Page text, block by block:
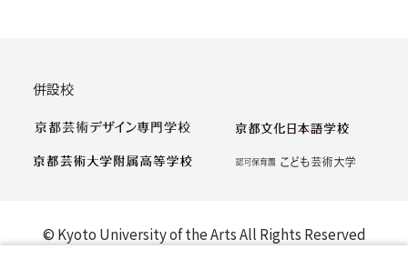
併設校
© Kyoto University of the Arts All Rights Reserved